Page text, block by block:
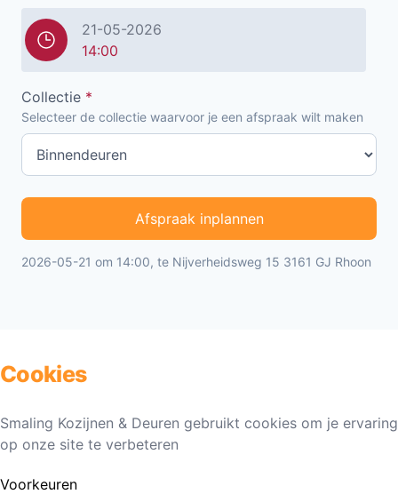
21-05-2026
14:00
Collectie *
Selecteer de collectie waarvoor je een afspraak wilt maken
Afspraak inplannen
2026-05-21 om 14:00, te Nijverheidsweg 15 3161 GJ Rhoon
Cookies
Smaling Kozijnen & Deuren gebruikt cookies om je ervaring
op onze site te verbeteren
Voorkeuren